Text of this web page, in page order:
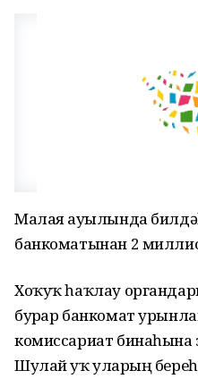
Малаяҙ ауылында
банкоматынан 2
Хоҡуҡ һаҡлау
бурҙар банкомат
комиссариат бинаһына
Шулай уҡ уларҙың